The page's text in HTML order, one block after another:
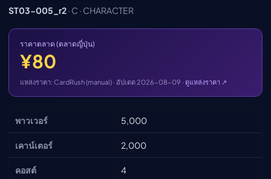
ST03-005_r2· C · CHARACTER
ราคาตลาด (ตลาดญี่ปุ่น)
¥80
แหล่งราคา: CardRush (manual) · อัปเดต 2026-08-09 · ดูแหล่งราคา ↗
พาวเวอร์ 5,000
เคาน์เตอร์ 2,000
คอสต์ 4